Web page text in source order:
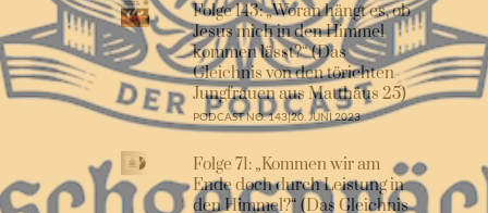
Folge 143: „Woran hängt es, ob
Jesus mich in den Himmel
kommen lässt?“ (Das
Gleichnis von den törichten
Jungfrauen aus Matthäus 25)
PODCAST NO. 143|20. JUNI 2023
Folge 71: „Kommen wir am
Ende doch durch Leistung in
den Himmel?“ (Das Gleichnis